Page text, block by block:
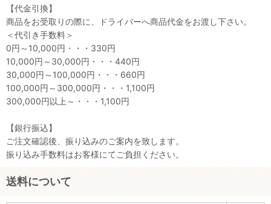
【代金引換】
商品をお受取りの際に、ドライバーへ商品代金をお渡し下さい。
＜代引き手数料＞
0円～10,000円・・・330円
10,000円～30,000円・・・440円
30,000円～100,000円・・・660円
100,000円～300,000円・・・1,100円
300,000円以上～・・・1,100円
【銀行振込】
ご注文確認後、振り込みのご案内を致します。
振り込み手数料はお客様にてご負担ください。
送料について